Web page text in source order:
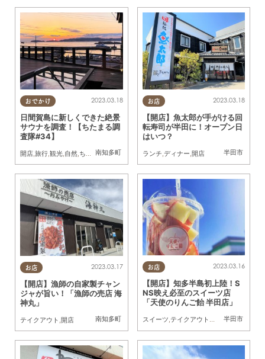
おでかけ
南知多町
2023.03.18
日間賀島に新しくできた絶景
サウナを調査！【ちたまる調
査隊#34】
開店 旅行 観光 自然 ちたまる調査隊 カップル
お店
半田市
2023.03.18
【開店】魚太郎が手がける回
転寿司が半田に！オープン日
はいつ？
ランチ ディナー 開店
お店
南知多町
2023.03.17
【開店】漁師の自家製チャン
ジャが旨い！「漁師の売店 海
神丸」
テイクアウト 開店
お店
半田市
2023.03.16
【開店】知多半島初上陸！S
NS映え必至のスイーツ店
「天使のりんご飴 半田店」
スイーツ,テイクアウト ,開店